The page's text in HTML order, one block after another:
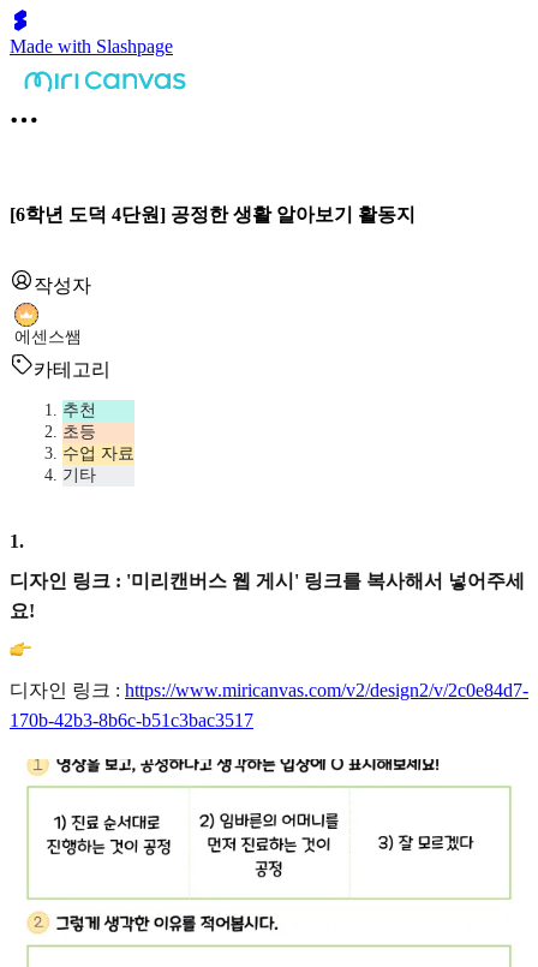
Made with Slashpage
[6학년 도덕 4단원] 공정한 생활 알아보기 활동지
작성자
에센스쌤
카테고리
추천
초등
수업 자료
기타
1.
디자인 링크 : '미리캔버스 웹 게시' 링크를 복사해서 넣어주세
요!
디자인 링크 : https://www.miricanvas.com/v2/design2/v/2c0e84d7-
170b-42b3-8b6c-b51c3bac3517